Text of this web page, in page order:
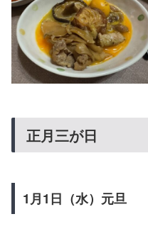
正月三が日
1月1日（水）元旦